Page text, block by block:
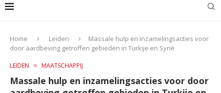
Home Leiden
Massale hulp en inzamelingsacties voor
door aardbeving getroffen gebieden in Turkije en Syrië
LEIDEN MAATSCHAPPIJ
Massale hulp en inzamelingsacties voor door